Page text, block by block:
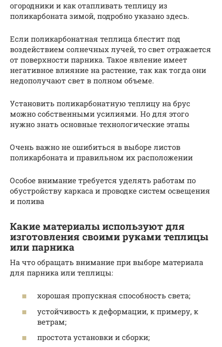
огородники и как отапливать теплицу из
поликарбоната зимой, подробно указано здесь.
Если поликарбонатная теплица блестит под
воздействием солнечных лучей, то свет отражается
от поверхности парника. Такое явление имеет
негативное влияние на растение, так как тогда они
недополучают свет в полном объеме.
Установить поликарбонатную теплицу на брус
можно собственными усилиями. Но для этого
нужно знать основные технологические этапы
Очень важно не ошибиться в выборе листов
поликарбоната и правильном их расположении
Особое внимание требуется уделять работам по
обустройству каркаса и проводке систем освещения
и полива
Какие материалы используют для
изготовления своими руками теплицы
или парника
На что обращать внимание при выборе материала
для парника или теплицы:
хорошая пропускная способность света;
устойчивость к деформации, к примеру, к
ветрам;
простота установки и сборки;